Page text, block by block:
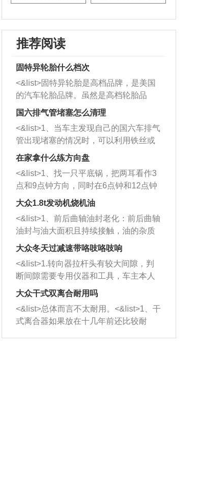
推荐阅读
固特异轮胎什么档次
<&list>固特异轮胎是高档品牌，是美国
的汽车轮胎品牌。虽然是高档轮胎品
牌，但是中高低端的轮胎都有生产，这
也是为了更好的开拓市场。
国六排气管堵塞怎么清理
<&list>1、当车主发现自己的国六车排气
管出现堵塞的情况时，可以利用铁丝或
者是细棍，直接将杂物给取出来，如果
堵塞情况比较严重，也可以采取应急措
施。 <&list>2、直接利用木棍将所有的
杂物推到排气管里面的位置处，然后将
三元催化器拆解开，就可以将堵塞的东
西取出来。但如果是因为积碳过多引起
的堵塞，就需要将三元催化器泡在草酸
洗剂对堵塞的情况得到解决，将清洗剂
放在燃油箱中，与燃油混合后，车辆启
动时，就可以和汽油一起进入到燃烧
室，最后形成废气排出，就可以让三元
催化器得到清洗，排气管堵塞的情况就
能够得到解决。
在家拿什么练方向盘
<&list>1、找一只平底锅，把两耳看作3
点和9点钟方向，同时在6点钟和12点钟
方向做一个标记。 <&list>2、双手握住
一圈半的练习，往右同样也要打相同的
圈数。 <&list>3、最后强调要反复练
习，这样就可以形成肌肉记忆，在真实
驾驶车辆时，不需要记忆也能打好方
向。
大众1.8t发动机烧机油
<&list>1、前后曲轴油封老化：前后曲轴
油封与油大面积且持续接触，油的杂质
和发动机内持续温度变化使其密封效果
逐渐减弱，导致渗油或漏油。<&list>2、
活塞间隙过大：积碳会使活塞环与缸体
的间隙扩大，导致机油流入燃烧室中，
造成烧机油。<&list>3、机油粘度。使用
机油粘度过小的话，同样会有烧机油现
象，机油粘度过小具有很好的流动性，
大众冬天过减速带咯吱咯吱响
<&list>1.转向器拉杆头有较大间隙，判
断间隙需要专用仪器和工具，车主本人
无法制作，需要将车辆送到修理厂或4s
店；<&list>2.车辆半轴套管防尘罩破
裂，破裂后会出现漏油现象，使半轴磨
损严重，磨损的半轴容易损坏，产生异
响；<&list>3.稳定器的转向胶套和球头
大众干式双离合耐用吗
<&list>总体而言不太耐用。<&list>1、干
式离合器如果放在十几年前还比较耐